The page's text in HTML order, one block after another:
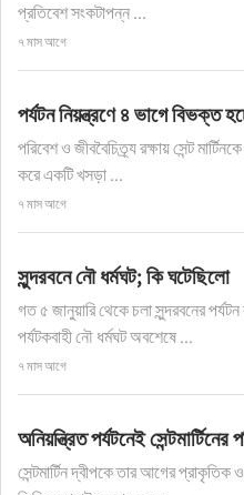
প্রতিবেশ সংকটাপন্ন ...
৭ মাস আগে
পর্যটন নিয়ন্ত্রণে ৪ ভাগে বিভক্ত
পরিবেশ ও জীববৈচিত্র্য রক্ষায় সেন্ট
করে একটি খসড়া ...
৭ মাস আগে
সুন্দরবনে নৌ ধর্মঘট; কি ঘটেছিলো
গত ৫ জানুয়ারি থেকে চলা সুন্দরবনের
পর্যটকবাহী নৌ ধর্মঘট অবশেষে ...
৭ মাস আগে
অনিয়ন্ত্রিত পর্যটনেই
সেন্টমার্টিন দ্বীপকে তার আগের